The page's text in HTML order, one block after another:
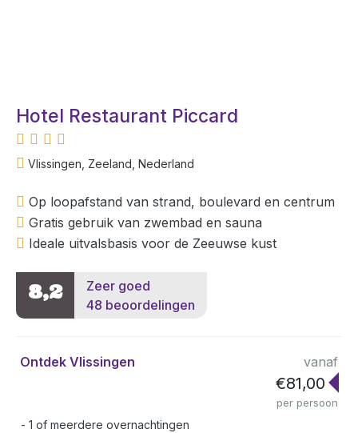
Hotel Restaurant Piccard
Vlissingen, Zeeland, Nederland
Op loopafstand van strand, boulevard en centrum
Gratis gebruik van zwembad en sauna
Ideale uitvalsbasis voor de Zeeuwse kust
8,2
Zeer goed
48 beoordelingen
Ontdek Vlissingen vanaf
€81,00
per persoon
1 of meerdere overnachtingen